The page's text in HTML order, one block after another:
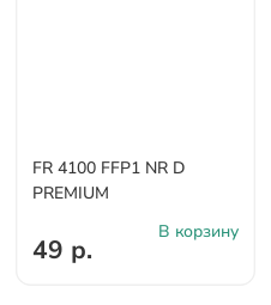
FR 4100 FFP1 NR D
PREMIUM
49 р.
В корзину